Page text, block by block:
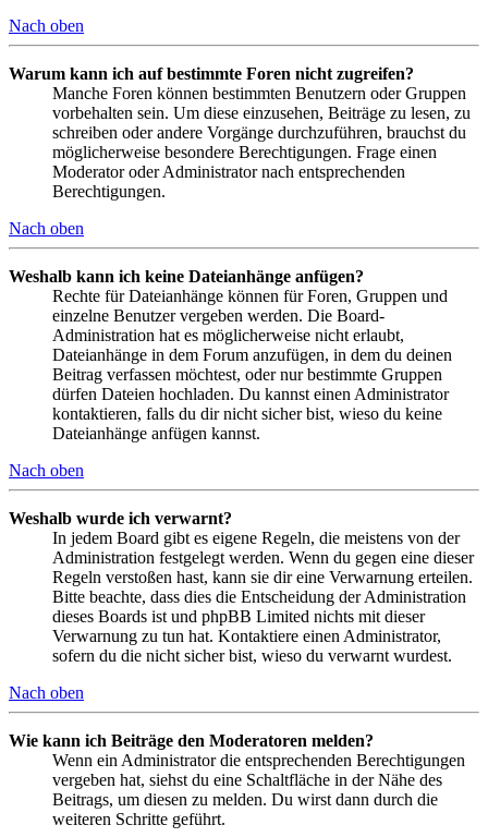
Nach oben
Warum kann ich auf bestimmte Foren nicht zugreifen?
Manche Foren können bestimmten Benutzern oder Gruppen
vorbehalten sein. Um diese einzusehen, Beiträge zu lesen, zu
schreiben oder andere Vorgänge durchzuführen, brauchst du
möglicherweise besondere Berechtigungen. Frage einen
Moderator oder Administrator nach entsprechenden
Berechtigungen.
Nach oben
Weshalb kann ich keine Dateianhänge anfügen?
Rechte für Dateianhänge können für Foren, Gruppen und
einzelne Benutzer vergeben werden. Die Board-
Administration hat es möglicherweise nicht erlaubt,
Dateianhänge in dem Forum anzufügen, in dem du deinen
Beitrag verfassen möchtest, oder nur bestimmte Gruppen
dürfen Dateien hochladen. Du kannst einen Administrator
kontaktieren, falls du dir nicht sicher bist, wieso du keine
Dateianhänge anfügen kannst.
Nach oben
Weshalb wurde ich verwarnt?
In jedem Board gibt es eigene Regeln, die meistens von der
Administration festgelegt werden. Wenn du gegen eine dieser
Regeln verstoßen hast, kann sie dir eine Verwarnung erteilen.
Bitte beachte, dass dies die Entscheidung der Administration
dieses Boards ist und phpBB Limited nichts mit dieser
Verwarnung zu tun hat. Kontaktiere einen Administrator,
sofern du die nicht sicher bist, wieso du verwarnt wurdest.
Nach oben
Wie kann ich Beiträge den Moderatoren melden?
Wenn ein Administrator die entsprechenden Berechtigungen
vergeben hat, siehst du eine Schaltfläche in der Nähe des
Beitrags, um diesen zu melden. Du wirst dann durch die
weiteren Schritte geführt.